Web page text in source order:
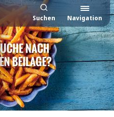
Suchen Navigation
echtes